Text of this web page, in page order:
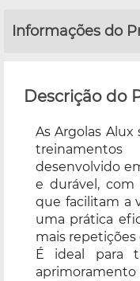
Informações do
Descrição do
As Argolas Alux
desenvolvido
e durável,
que facilitam a
uma prática
mais repetições
É ideal para